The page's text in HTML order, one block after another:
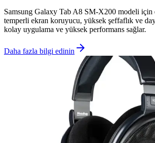
Samsung Galaxy Tab A8 SM-X200 modeli için
temperli ekran koruyucu, yüksek şeffaflık ve
kolay uygulama ve yüksek performans sağlar.
Daha fazla bilgi edinin